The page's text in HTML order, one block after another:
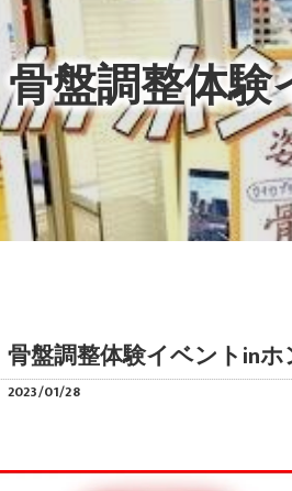
骨盤調整体
骨盤調整体験イベントin
2023/01/28